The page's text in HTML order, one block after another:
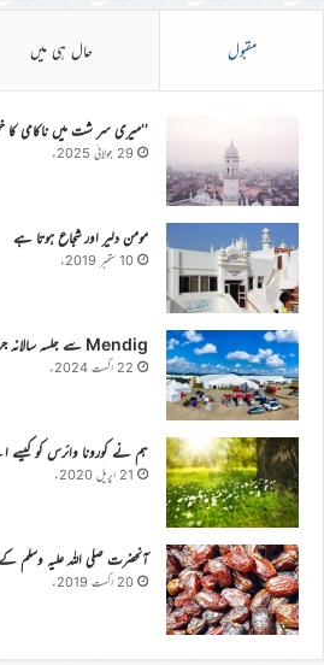
مقبول حال ہی میں
’’میری سر شت میں ناکامی کا
29 جولائی 2025ء
مومن دلیر اور شجاع ہوتا ہے
10 ستمبر 2019ء
Mendig سے جلسہ سالانہ جرمنی کی تیاری کی ایک رپورٹ
22 اگست 2024ء
ہم نے کورونا وائرس کو کیسے
21 اپریل 2020ء
آنحضرت صلی اللہ علیہ وسلم
20 اگست 2019ء